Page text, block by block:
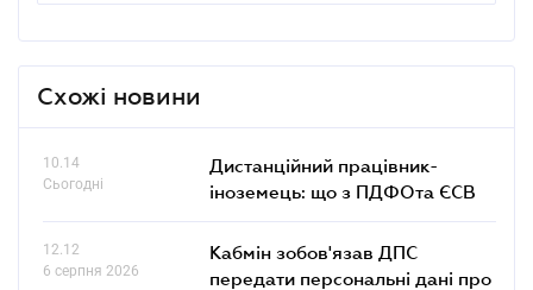
Схожі новини
10.14
Сьогодні
Дистанційний працівник-
іноземець: що з ПДФОта ЄСВ
12.12
6 серпня 2026
Кабмін зобов'язав ДПС
передати персональні дані про